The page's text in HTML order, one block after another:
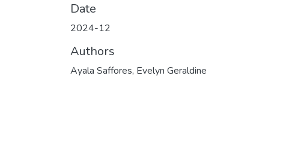
Date
2024-12
Authors
Ayala Saffores, Evelyn Geraldine